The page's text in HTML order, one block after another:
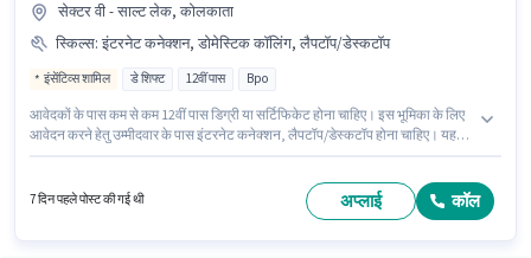
सेक्टर वी - साल्ट लेक, कोलकाता
स्किल्स: इंटरनेट कनेक्शन, डोमेस्टिक कॉलिंग, लैपटॉप/डेस्कटॉप
इंसेंटिव्स शामिल डे शिफ्ट 12वीं पास Bpo
आवेदकों के पास कम से कम 12वीं पास डिग्री या सर्टिफिकेट होना चाहिए। इस भूमिका के लिए
आवेदन करने हेतु उम्मीदवार के पास इंटरनेट कनेक्शन, लैपटॉप/डेस्कटॉप होना चाहिए। यह
स्थित है। इस भूमिका के साथ अतिरिक्त लाभ जैसे PF भी मिलेंगे।
7 दिन पहले पोस्ट की गई थी अप्लाई कॉल